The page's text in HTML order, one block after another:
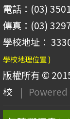
電話：(03)
傳真：(03)
學校地址：
學校地理位置 )
版權所有 ©
校
| Powered